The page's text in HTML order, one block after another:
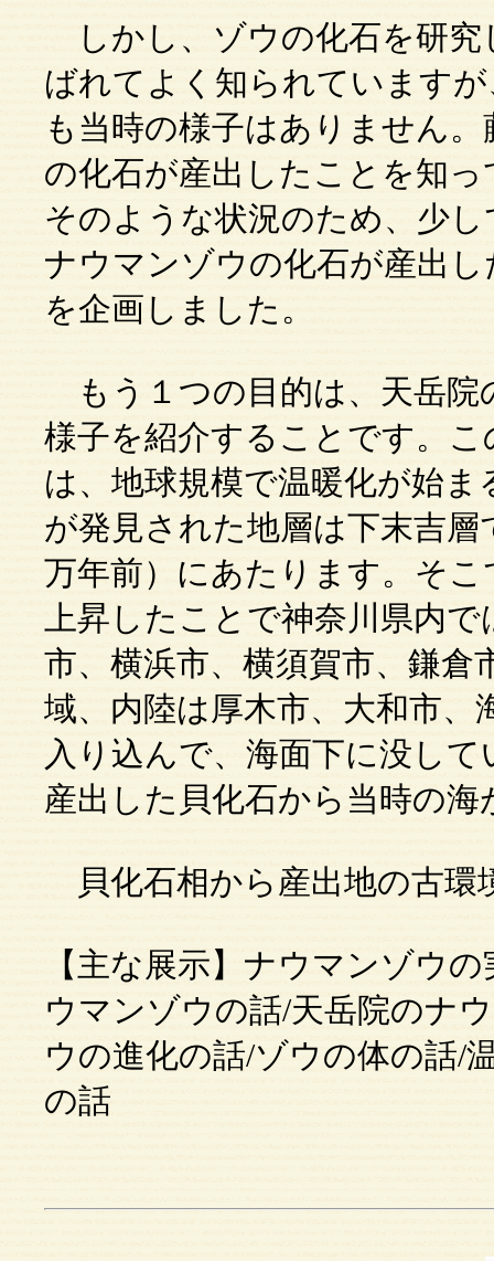
しかし、ゾウの化石を研究
ばれてよく知られています
も当時の様子はありません
の化石が産出したことを知
そのような状況のため、少
ナウマンゾウの化石が産出
を企画しました。
もう１つの目的は、天岳院
様子を紹介することです。
は、地球規模で温暖化が始
が発見された地層は下末吉
万年前）にあたります。そ
上昇したことで神奈川県内
市、横浜市、横須賀市、鎌倉
域、内陸は厚木市、大和市
入り込んで、海面下に没し
産出した貝化石から当時の
貝化石相から産出地の古環
【主な展示】ナウマンゾウ
ウマンゾウの話/天岳院のナ
ウの進化の話/ゾウの体の話/
の話 （